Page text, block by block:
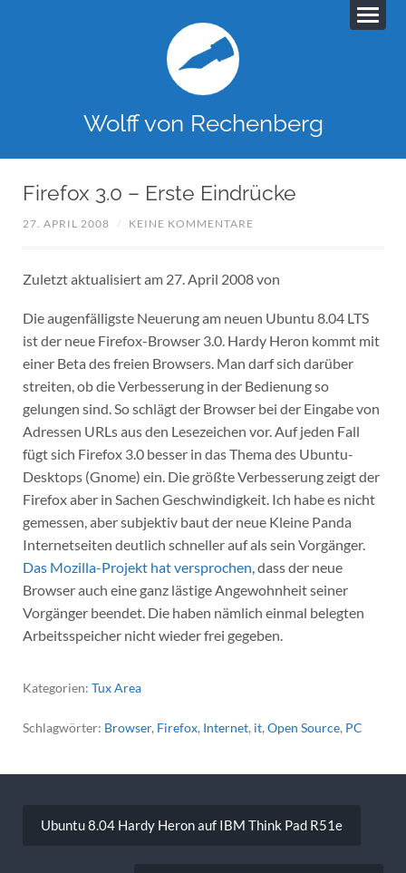
Wolff von Rechenberg
Firefox 3.0 – Erste Eindrücke
27. APRIL 2008 / KEINE KOMMENTARE
Zuletzt aktualisiert am 27. April 2008 von
Die augenfälligste Neuerung am neuen Ubuntu 8.04 LTS
ist der neue Firefox-Browser 3.0. Hardy Heron kommt mit
einer Beta des freien Browsers. Man darf sich darüber
streiten, ob die Verbesserung in der Bedienung so
gelungen sind. So schlägt der Browser bei der Eingabe von
Adressen URLs aus den Lesezeichen vor. Auf jeden Fall
fügt sich Firefox 3.0 besser in das Thema des Ubuntu-
Desktops (Gnome) ein. Die größte Verbesserung zeigt der
Firefox aber in Sachen Geschwindigkeit. Ich habe es nicht
gemessen, aber subjektiv baut der neue Kleine Panda
Internetseiten deutlich schneller auf als sein Vorgänger.
Das Mozilla-Projekt hat versprochen, dass der neue
Browser auch eine ganz lästige Angewohnheit seiner
Vorgänger beendet. Die haben nämlich einmal belegten
Arbeitsspeicher nicht wieder frei gegeben.
Kategorien: Tux Area
Schlagwörter: Browser, Firefox, Internet, it, Open Source, PC
Ubuntu 8.04 Hardy Heron auf IBM Think Pad R51e